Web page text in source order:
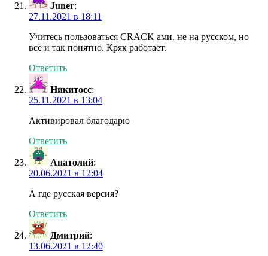
Juner:
27.11.2021 в 18:11
Учитесь пользоваться CRACK ами. не на русском, но
все и так понятно. Кряк работает.
Ответить
Никитосс:
25.11.2021 в 13:04
Активировал благодарю
Ответить
Анатолий:
20.06.2021 в 12:04
А где русская версия?
Ответить
Дмитрий:
13.06.2021 в 12:40